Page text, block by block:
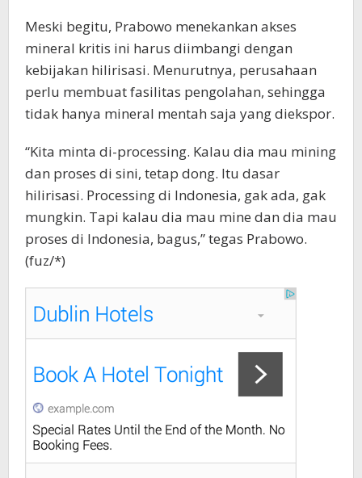
Meski begitu, Prabowo menekankan akses
mineral kritis ini harus diimbangi dengan
kebijakan hilirisasi. Menurutnya, perusahaan
perlu membuat fasilitas pengolahan, sehingga
tidak hanya mineral mentah saja yang diekspor.
“Kita minta di-processing. Kalau dia mau mining
dan proses di sini, tetap dong. Itu dasar
hilirisasi. Processing di Indonesia, gak ada, gak
mungkin. Tapi kalau dia mau mine dan dia mau
proses di Indonesia, bagus,” tegas Prabowo.
(fuz/*)